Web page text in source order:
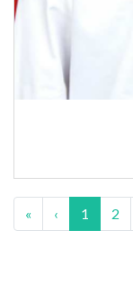
« ‹ 1 2